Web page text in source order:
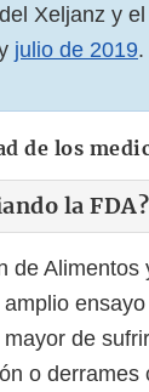
Xeljanz y
julio de 2019.
de los
la FDA?
de Alimentos
de
o derrames